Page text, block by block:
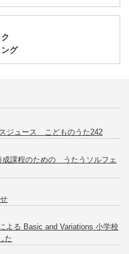
ング
ジュース こどものうた242
課程のための うたうソルフェ
る Basic and Variations 小学校
た